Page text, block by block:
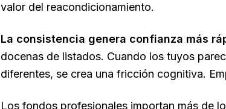
valor del reacondicionamiento.
La consistencia genera confianza más
docenas de listados. Cuando los tuyos
diferentes, se crea una fricción cognitiva.
Los fondos profesionales importan más de